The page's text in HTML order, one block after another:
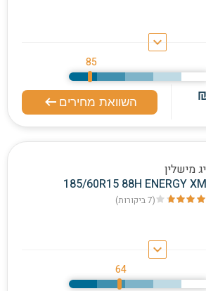
keyboard_arrow_down
85
השוואת מחירים
מישלין
185/60R15 88H ENERGY
(7 ביקורות)
keyboard_arrow_down
64